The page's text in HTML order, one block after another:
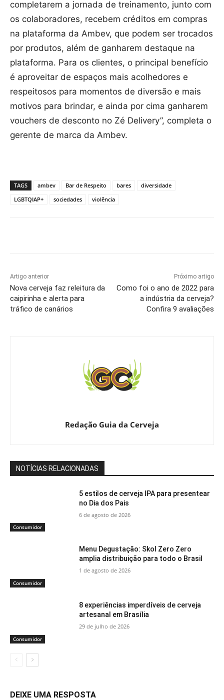
completarem a jornada de treinamento, junto com
os colaboradores, recebem créditos em compras
na plataforma da Ambev, que podem ser trocados
por produtos, além de ganharem destaque na
plataforma. Para os clientes, o principal benefício
é aproveitar de espaços mais acolhedores e
respeitosos para momentos de diversão e mais
motivos para brindar, e ainda por cima ganharem
vouchers de desconto no Zé Delivery”, completa o
gerente de marca da Ambev.
TAGS ambev Bar de Respeito bares
diversidade
LGBTQIAP+
sociedades violência
Artigo anterior
Nova cerveja faz releitura da
caipirinha e alerta para
tráfico de canários
Próximo artigo
Como foi o ano de 2022 para
a indústria da cerveja?
Confira 9 avaliações
Redação Guia da Cerveja
NOTÍCIAS RELACIONADAS
Consumidor
5 estilos de cerveja IPA para presentear
no Dia dos Pais
6 de agosto de 2026
Consumidor
Menu Degustação: Skol Zero Zero
amplia distribuição para todo o Brasil
1 de agosto de 2026
Consumidor
8 experiências imperdíveis de cerveja
artesanal em Brasília
29 de julho de 2026
DEIXE UMA RESPOSTA